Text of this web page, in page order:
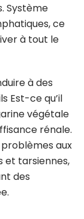
Système
ce
à tout le
à des
Est-ce qu’il
végétale
rénale.
problèmes aux
et tarsiennes,
des